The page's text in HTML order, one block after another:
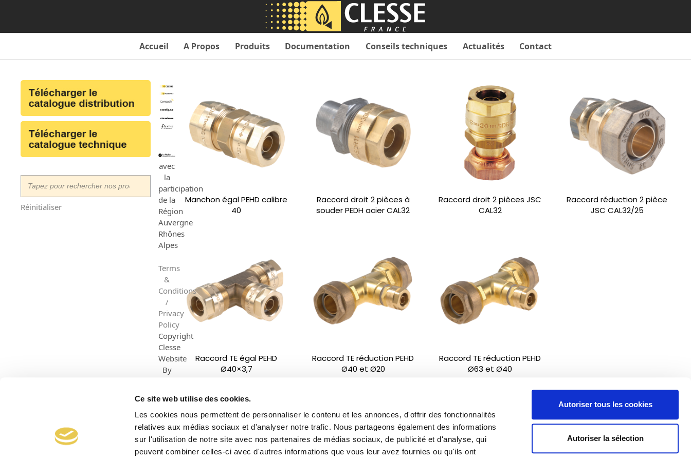
Ce site web utilise des cookies.
Les cookies nous permettent de personnaliser le contenu et les annonces, d'offrir des fonctionnalités
relatives aux médias sociaux et d'analyser notre trafic. Nous partageons également des informations
sur l'utilisation de notre site avec nos partenaires de médias sociaux, de publicité et d'analyse, qui
peuvent combiner celles-ci avec d'autres informations que vous leur avez fournies ou qu'ils ont
Autoriser tous les cookies
Autoriser la sélection
Accueil A Propos Produits Documentation Conseils techniques Actualités Contact
Manchon égal PEHD calibre
40
Raccord droit 2 pièces à
souder PEDH acier CAL32
Raccord droit 2 pièces JSC
CAL32
Raccord réduction 2 pièce
JSC CAL32/25
Raccord TE égal PEHD
Ø40×3,7
Raccord TE réduction PEHD
Ø40 et Ø20
Raccord TE réduction PEHD
Ø63 et Ø40
Réinitialiser
avec
la
participation
de la
Région
Auvergne
Rhônes
Alpes
Terms
&
Conditions
/
Privacy
Policy
Copyright
Clesse
Website
By